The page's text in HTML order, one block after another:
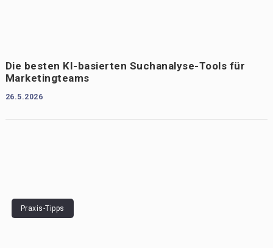
Die besten KI-basierten Suchanalyse-Tools für
Marketingteams
26.5.2026
Praxis-Tipps